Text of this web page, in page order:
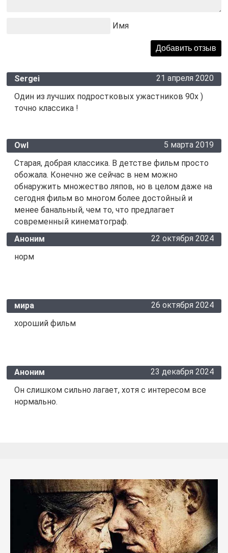
Имя
Sergei
21 апреля 2020
Один из лучших подростковых ужастников 90х )
точно классика !
Owl
5 марта 2019
Старая, добрая классика. В детстве фильм просто
обожала. Конечно же сейчас в нем можно
обнаружить множество ляпов, но в целом даже на
сегодня фильм во многом более достойный и
менее банальный, чем то, что предлагает
современный кинематограф.
Аноним
22 октября 2024
норм
мира
26 октября 2024
хороший фильм
Аноним
23 декабря 2024
Он слишком сильно лагает, хотя с интересом все
нормально.